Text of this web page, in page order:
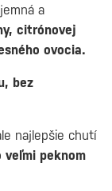
a
citrónovej
ovocia.
bez
najlepšie chutí
veľmi peknom